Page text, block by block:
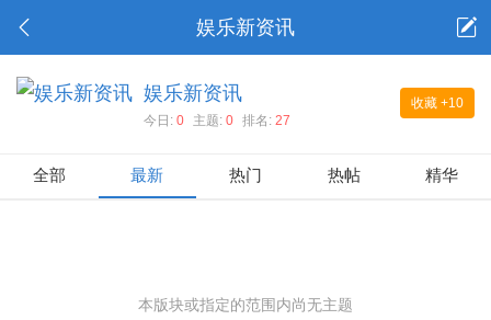
娱乐新资讯
收藏 +10
娱乐新资讯
今日: 0 主题: 0 排名: 27
全部 最新 热门 热帖 精华
本版块或指定的范围内尚无主题